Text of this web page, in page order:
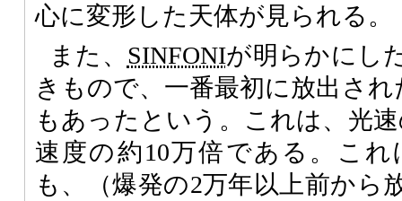
心に変形した天体が見られる。
また、 SINFONIが明らかにし
きもので、一番最初に放出さ
もあったという。これは、光
速度の約10万倍である。こ
も、（爆発の2万年以上前から